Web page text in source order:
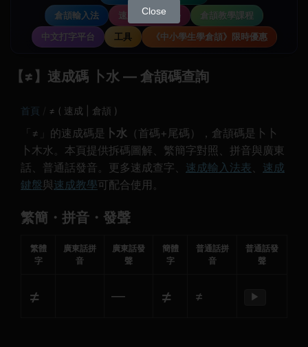
倉頡輸入法
速成輸入法教學
倉頡教學課程
中文打字平台
工具 《中小學生學倉頡》限時優惠
【≠】速成碼 卜水 — 倉頡碼查詢
首頁 ≠ ( 速成 | 倉頡 )
「≠」的速成碼是 卜水 （首碼+尾碼），倉頡碼是卜卜
卜木水。本頁提供拆碼圖解、繁簡字對照、拼音與廣東
話、普通話發音。更多速成查字、 速成輸入法表、 速成
鍵盤與速成教學可配合使用。
繁簡・拼音・發聲
繁體
字
廣東話拼
音
廣東話發
聲
簡體
字
普通話拼
音
普通話發
聲
≠ — ≠ ≠ ▶
Close